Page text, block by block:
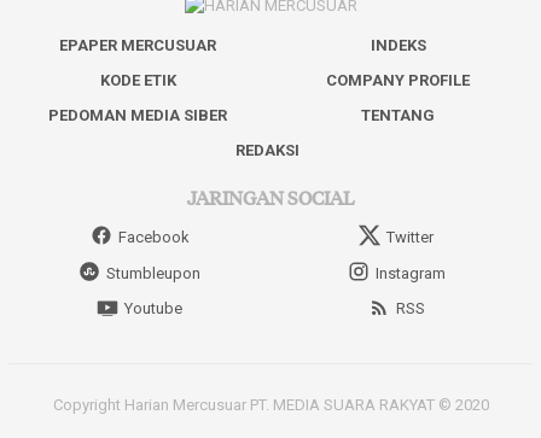
EPAPER MERCUSUAR
INDEKS
KODE ETIK
COMPANY PROFILE
PEDOMAN MEDIA SIBER
TENTANG
REDAKSI
JARINGAN SOCIAL
Facebook
Twitter
Stumbleupon
Instagram
Youtube
RSS
Copyright Harian Mercusuar PT. MEDIA SUARA RAKYAT © 2020